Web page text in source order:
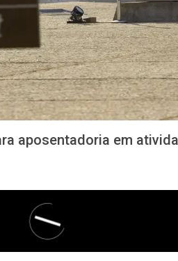
aposentadoria em